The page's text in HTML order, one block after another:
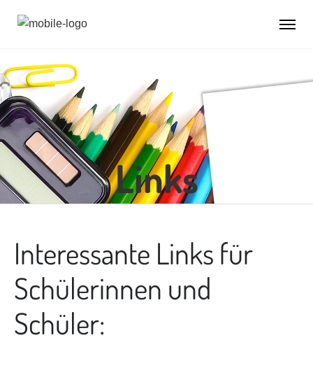
Links
Interessante Links für
Schülerinnen und
Schüler: